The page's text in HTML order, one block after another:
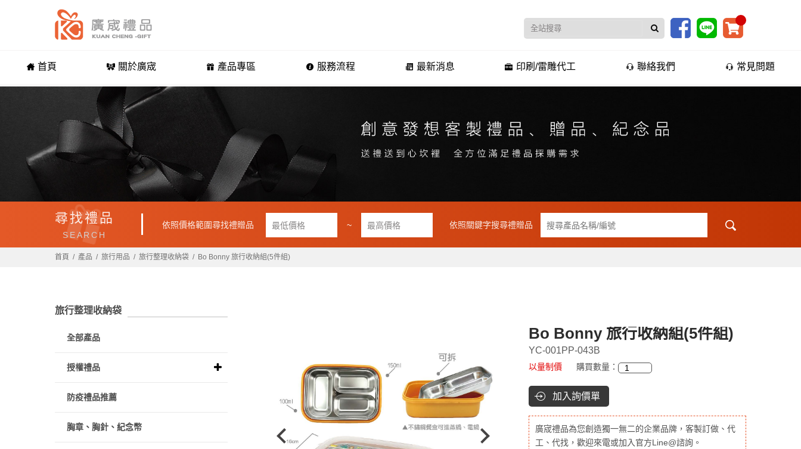
首頁 關於廣宬 產品專區 服務流程 最新消息 印刷/雷雕代工 聯絡我們 常見問題
尋找禮品
SEARCH
依照價格範圍尋找禮贈品 ~ 依照關鍵字搜尋禮贈品
首頁 產品 旅行用品 旅行整理收納袋 Bo Bonny 旅行收納組(5件組)
Bo Bonny 旅行收納組(5件組)
YC-001PP-043B
以量制價 購買數量：
加入詢價單
廣宬禮品為您創造獨一無二的企業品牌，客製訂做、代
工、代找，歡迎來電或加入官方Line@諮詢。
旅行整理收納袋
全部產品
授權禮品
防疫禮品推薦
胸章、胸針、紀念幣